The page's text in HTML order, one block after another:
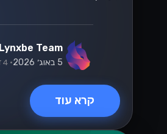
Lynxbe Team
5 באוג׳ 2026 • 4 דק׳ קריאה
קרא עוד